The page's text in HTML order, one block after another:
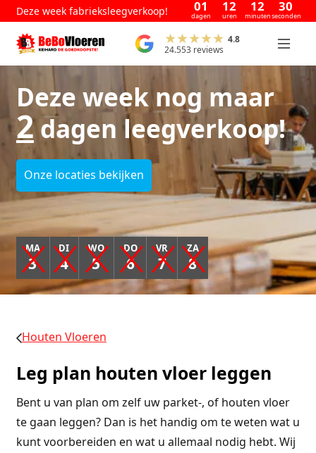
Deze week fabrieksleegverkoop! 01
dagen
12
uren
12
minuten
29
seconden
4.8
24.553 reviews
Deze week nog maar
2dagen leegverkoop!
Onze locaties bekijken
MA
3
DI
4
WO
5
DO
6
VR
7
ZA
8
Houten Vloeren
Leg plan houten vloer leggen
Bent u van plan om zelf uw parket-, of houten vloer
te gaan leggen? Dan is het handig om te weten wat u
kunt voorbereiden en wat u allemaal nodig hebt. Wij